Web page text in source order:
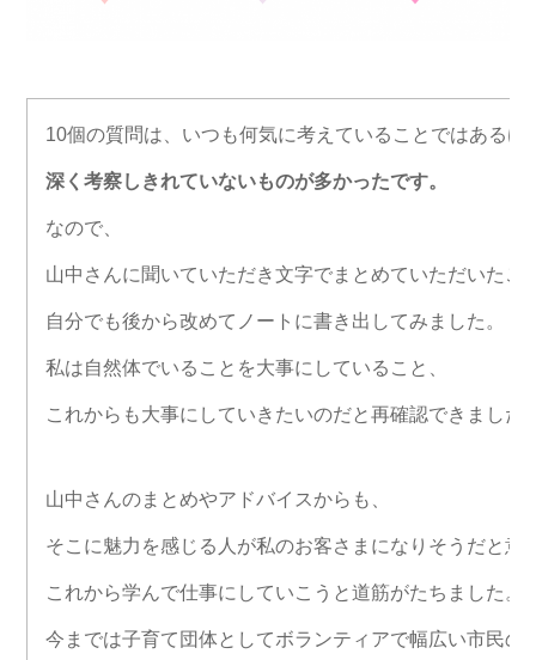
10個の質問は、 いつも何気に考えていることではあるけ
深く考察しきれていないものが多かったです。
なので、
山中さんに聞いていただき文字でまとめていただいたこ
自分でも後から改めてノートに書き出してみました。
私は自然体でいることを大事にしていること、
これからも大事にしていきたいのだと再確認できました
山中さんのまとめやアドバイスからも、
そこに魅力を感じる人が私のお客さまになりそうだと意
これから学んで仕事にしていこうと道筋がたちました。
今までは子育て団体としてボランティアで幅広い市民の